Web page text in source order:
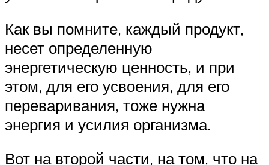
Как вы помните, каждый продукт,
несет определенную
энергетическую ценность, и при
этом, для его усвоения, для его
переваривания, тоже нужна
энергия и усилия организма.
Вот на второй части, на том, что на